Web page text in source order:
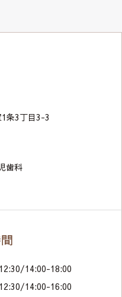
条3丁目3-3
歯科
14:00-18:00
16:00